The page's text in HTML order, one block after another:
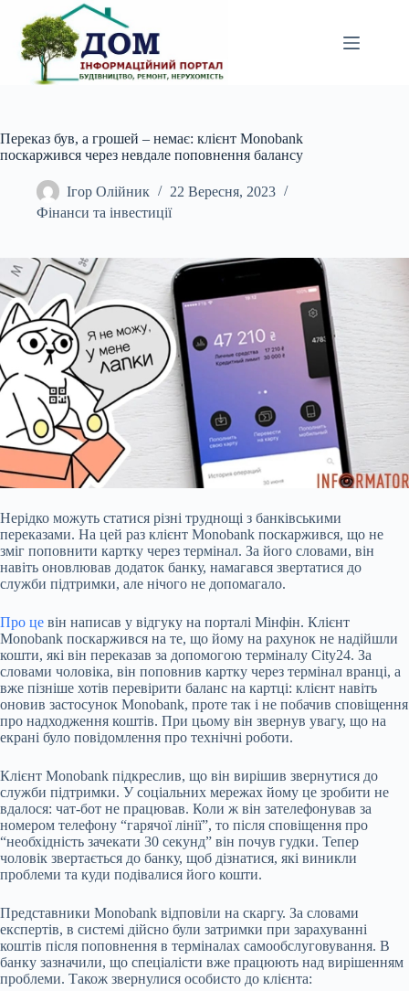
вмісту
Переказ був, а грошей – немає: клієнт Monobank
поскаржився через невдале поповнення балансу
Ігор Олійник
22 Вересня, 2023
Фінанси та інвестиції
Нерідко можуть статися різні труднощі з банківськими
переказами. На цей раз клієнт Monobank поскаржився, що не
зміг поповнити картку через термінал. За його словами, він
навіть оновлював додаток банку, намагався звертатися до
служби підтримки, але нічого не допомагало.
Про це він написав у відгуку на порталі Мінфін. Клієнт
Monobank поскаржився на те, що йому на рахунок не надійшли
кошти, які він переказав за допомогою терміналу City24. За
словами чоловіка, він поповнив картку через термінал вранці, а
вже пізніше хотів перевірити баланс на картці: клієнт навіть
оновив застосунок Monobank, проте так і не побачив сповіщення
про надходження коштів. При цьому він звернув увагу, що на
екрані було повідомлення про технічні роботи.
Клієнт Monobank підкреслив, що він вирішив звернутися до
служби підтримки. У соціальних мережах йому це зробити не
вдалося: чат-бот не працював. Коли ж він зателефонував за
номером телефону “гарячої лінії”, то після сповіщення про
“необхідність зачекати 30 секунд” він почув гудки. Тепер
чоловік звертається до банку, щоб дізнатися, які виникли
проблеми та куди подівалися його кошти.
Представники Monobank відповіли на скаргу. За словами
експертів, в системі дійсно були затримки при зарахуванні
коштів після поповнення в терміналах самообслуговування. В
банку зазначили, що спеціалісти вже працюють над вирішенням
проблеми. Також звернулися особисто до клієнта: